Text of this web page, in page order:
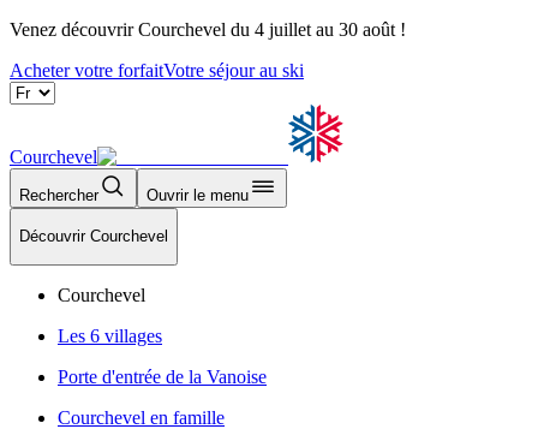
Venez découvrir Courchevel du 4 juillet au 30 août !
Acheter votre forfaitVotre séjour au ski
Courchevel
Rechercher Ouvrir le menu
Découvrir Courchevel
Courchevel
Les 6 villages
Porte d'entrée de la Vanoise
Courchevel en famille